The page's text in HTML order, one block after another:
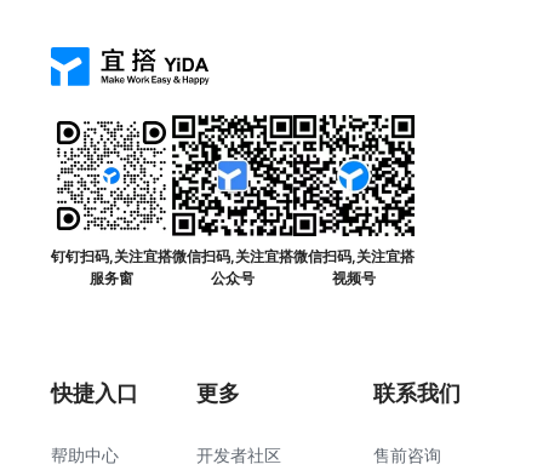
钉钉扫码,关注宜搭
服务窗
微信扫码,关注宜搭
公众号
微信扫码,关注宜搭
视频号
快捷入口
帮助中心
更多
开发者社区
联系我们
售前咨询